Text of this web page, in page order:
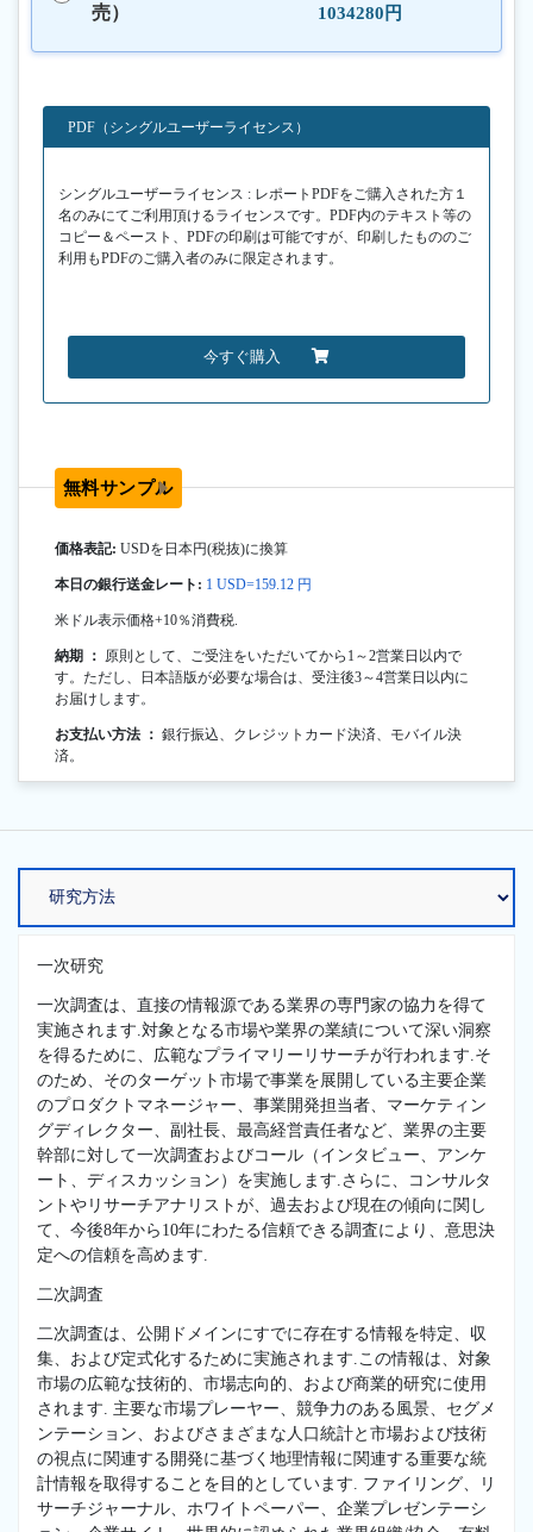
売）
1034280円
PDF（シングルユーザーライセンス）
シングルユーザーライセンス : レポートPDFをご購入された方１
名のみにてご利用頂けるライセンスです。PDF内のテキスト等の
コピー＆ペースト、PDFの印刷は可能ですが、印刷したもののご
利用もPDFのご購入者のみに限定されます。
今すぐ購入
無料サンプル
価格表記: USDを日本円(税抜)に換算
本日の銀行送金レート: 1 USD=159.12 円
米ドル表示価格+10％消費税.
納期 ： 原則として、ご受注をいただいてから1～2営業日以内で
す。ただし、日本語版が必要な場合は、受注後3～4営業日以内に
お届けします。
お支払い方法 ： 銀行振込、クレジットカード決済、モバイル決
済。
一次研究
一次調査は、直接の情報源である業界の専門家の協力を得て
実施されます.対象となる市場や業界の業績について深い洞察
を得るために、広範なプライマリーリサーチが行われます.そ
のため、そのターゲット市場で事業を展開している主要企業
のプロダクトマネージャー、事業開発担当者、マーケティン
グディレクター、副社長、最高経営責任者など、業界の主要
幹部に対して一次調査およびコール（インタビュー、アンケ
ート、ディスカッション）を実施します.さらに、コンサルタ
ントやリサーチアナリストが、過去および現在の傾向に関し
て、今後8年から10年にわたる信頼できる調査により、意思決
定への信頼を高めます.
二次調査
二次調査は、公開ドメインにすでに存在する情報を特定、収
集、および定式化するために実施されます.この情報は、対象
市場の広範な技術的、市場志向的、および商業的研究に使用
されます. 主要な市場プレーヤー、競争力のある風景、セグメ
ンテーション、およびさまざまな人口統計と市場および技術
の視点に関連する開発に基づく地理情報に関連する重要な統
計情報を取得することを目的としています. ファイリング、リ
サーチジャーナル、ホワイトペーパー、企業プレゼンテーシ